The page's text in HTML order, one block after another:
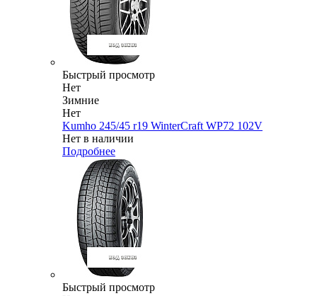
Быстрый просмотр
Нет
Зимние
Нет
Kumho 245/45 r19 WinterCraft WP72 102V
Нет в наличии
Подробнее
Быстрый просмотр